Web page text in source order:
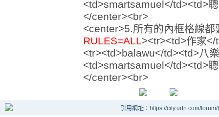
<td>smartsamuel</td><td>
</center><br>
<center>5.所有的內框格線都
RULES=ALL><tr><td>作家
<tr><td>balawu</td><td>八
<td>smartsamuel</td><td>
</center><br>
引用網址：https://city.udn.com/